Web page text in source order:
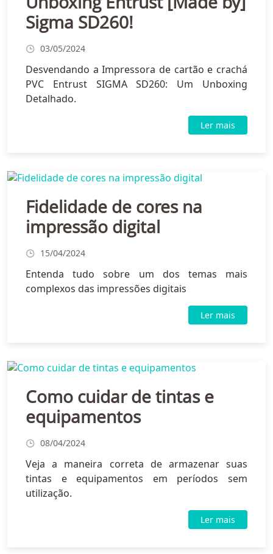
Sigma SD260!
03/05/2024
Desvendando a Impressora de cartão e crachá
PVC Entrust SIGMA SD260: Um Unboxing
Detalhado.
Ler mais
Fidelidade de cores na
impressão digital
15/04/2024
Entenda tudo sobre um dos temas mais
complexos das impressões digitais
Ler mais
Como cuidar de tintas e
equipamentos
08/04/2024
Veja a maneira correta de armazenar suas
tintas e equipamentos em períodos sem
utilização.
Ler mais